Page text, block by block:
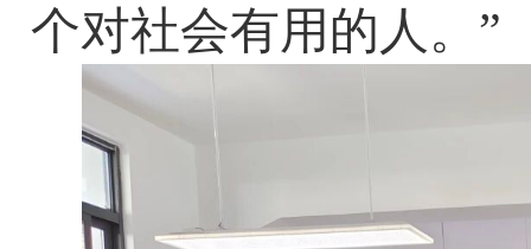
个对社会有用的人。”